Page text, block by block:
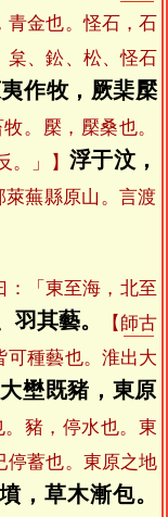
青金也。怪石，石
枲、鈆、松、怪石
作牧，厥棐檿
。檿，檿桑也。
」】 浮于汶，
萊蕪縣原山。言渡
：「東至海，北至
羽其藝。 【 師古
可種藝也。淮出大
大壄既豬，東原
豬，停水也。東
停蓄也。東原之地
，草木漸包。